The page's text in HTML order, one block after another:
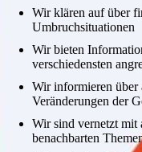
Wir klären auf über
Umbruchsituationen
Wir bieten
verschiedensten
Wir informieren über
Veränderungen der
Wir sind vernetzt mit
benachbarten